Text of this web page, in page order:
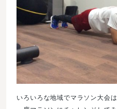
いろいろな地域でマラソン大会